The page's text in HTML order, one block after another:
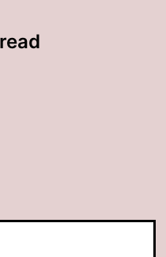
niitä